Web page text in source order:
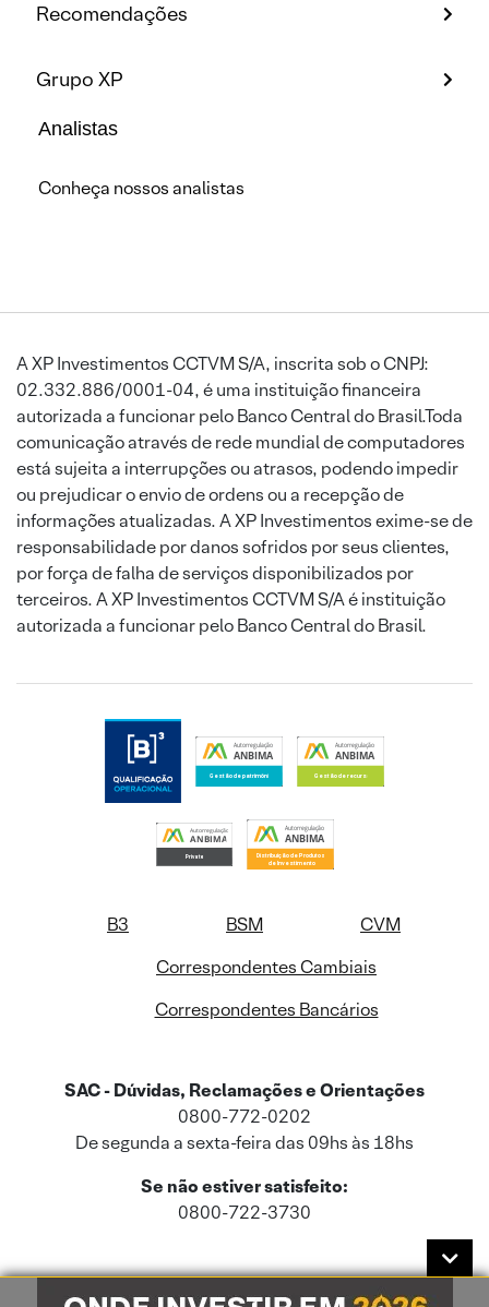
Recomendações
Grupo XP
Analistas
Conheça nossos analistas
A XP Investimentos CCTVM S/A, inscrita sob o CNPJ:
02.332.886/0001-04, é uma instituição financeira
autorizada a funcionar pelo Banco Central do Brasil.Toda
comunicação através de rede mundial de computadores
está sujeita a interrupções ou atrasos, podendo impedir
ou prejudicar o envio de ordens ou a recepção de
informações atualizadas. A XP Investimentos exime-se de
responsabilidade por danos sofridos por seus clientes,
por força de falha de serviços disponibilizados por
terceiros. A XP Investimentos CCTVM S/A é instituição
autorizada a funcionar pelo Banco Central do Brasil.
B3 BSM
CVM
Correspondentes Cambiais
Correspondentes Bancários
SAC - Dúvidas, Reclamações e Orientações
0800-772-0202
De segunda a sexta-feira das 09hs às 18hs
Se não estiver satisfeito:
0800-722-3730
Este site usa cookies e dados pessoais de acordo com a nossaPolítica de